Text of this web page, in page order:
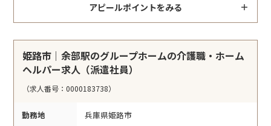
アピールポイントをみる
姫路市｜余部駅のグループホームの介護職・ホーム
ヘルパー求人（派遣社員）
（求人番号：0000183738）
勤務地 兵庫県姫路市